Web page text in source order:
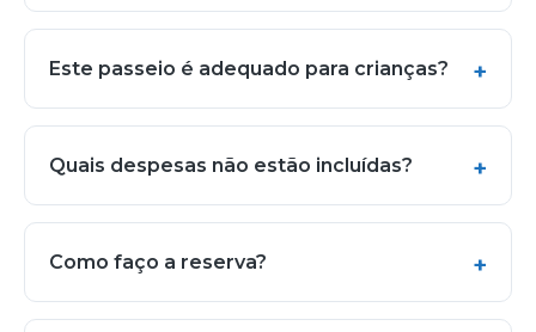
Este passeio é adequado para crianças?
Quais despesas não estão incluídas?
Como faço a reserva?